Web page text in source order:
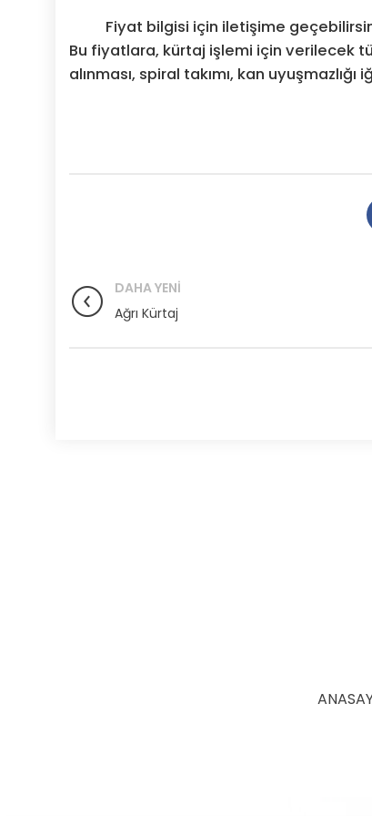
Fiyat bilgisi için iletişime
Bu fiyatlara, kürtaj işlemi için verilecek
alınması, spiral takımı, kan uyuşmazlığı
DAHA YENI
Ağrı Kürtaj